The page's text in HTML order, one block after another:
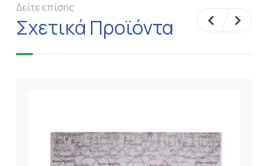
Δείτε επίσης
Σχετικά Προϊόντα